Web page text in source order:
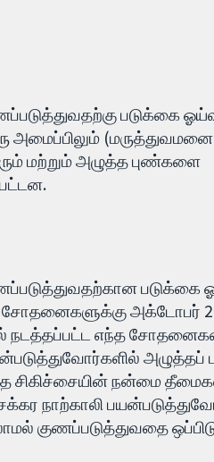
படுக்கை
அமைப்பிலும்
மற்றும் அழுத்த புண்களை
படுக்கை
சோதனைகளுக்கு அக்டோபர்
நடத்தப்பட்ட எந்த
அழுத்தப்
சிகிச்சையின் நன்மை
நாற்காலி
குணப்படுத்துவதை